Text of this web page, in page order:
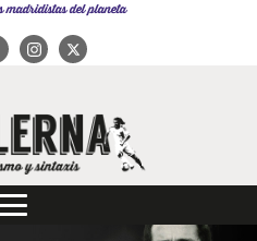
del planeta